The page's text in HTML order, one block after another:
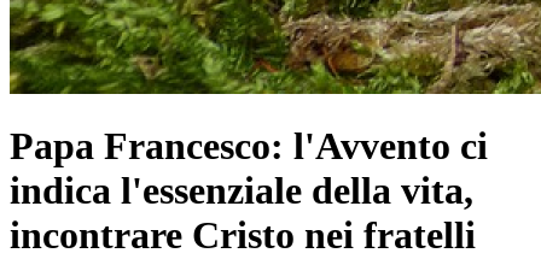
Papa Francesco: l'Avvento ci
indica l'essenziale della vita,
incontrare Cristo nei fratelli